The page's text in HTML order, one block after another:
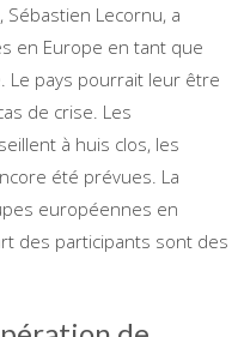
Lecornu, a
en Europe en tant que
Le pays pourrait leur être
de crise. Les
à huis clos, les
été prévues. La
européennes en
des participants sont des